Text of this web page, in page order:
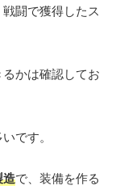
闘で獲得したス
かは確認してお
です。
で、装備を作る